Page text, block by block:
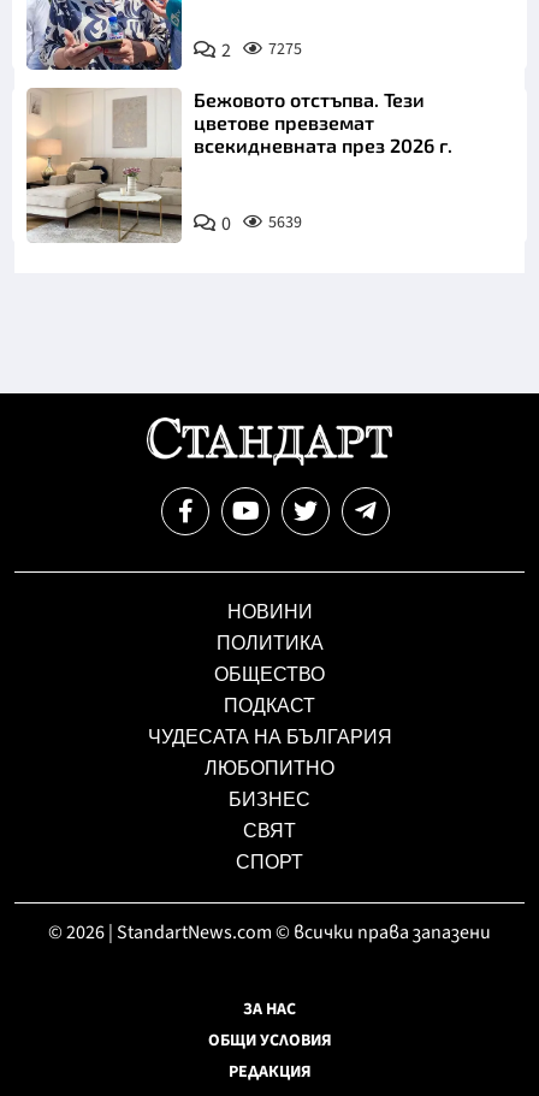
Снимка: БТА 2 7275
Бежовото отстъпва. Тези
цветове превземат
всекидневната през 2026 г.
0 5639
НОВИНИ
ПОЛИТИКА
ОБЩЕСТВО
ПОДКАСТ
ЧУДЕСАТА НА БЪЛГАРИЯ
ЛЮБОПИТНО
БИЗНЕС
СВЯТ
СПОРТ
© 2026 | StandartNews.com © всички права запазени
ЗА НАС
ОБЩИ УСЛОВИЯ
РЕДАКЦИЯ